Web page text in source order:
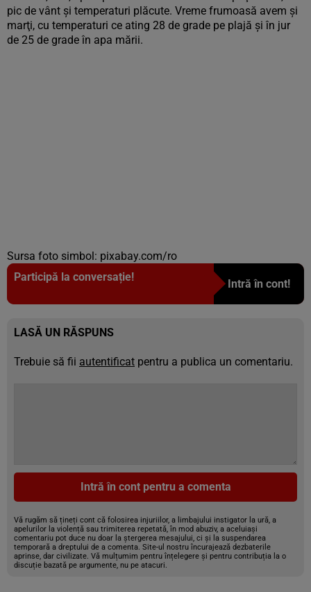
pic de vânt şi temperaturi plăcute. Vreme frumoasă avem şi
marţi, cu temperaturi ce ating 28 de grade pe plajă şi în jur
de 25 de grade în apa mării.
Sursa foto simbol: pixabay.com/ro
Participă la conversație!
Intră în cont!
LASĂ UN RĂSPUNS
Trebuie să fii autentificat pentru a publica un comentariu.
Intră în cont pentru a comenta
Vă rugăm să țineți cont că folosirea injuriilor, a limbajului instigator la ură, a
apelurilor la violență sau trimiterea repetată, în mod abuziv, a aceluiași
comentariu pot duce nu doar la ștergerea mesajului, ci și la suspendarea
temporară a dreptului de a comenta. Site-ul nostru încurajează dezbaterile
aprinse, dar civilizate. Vă mulțumim pentru înțelegere și pentru contribuția la o
discuție bazată pe argumente, nu pe atacuri.